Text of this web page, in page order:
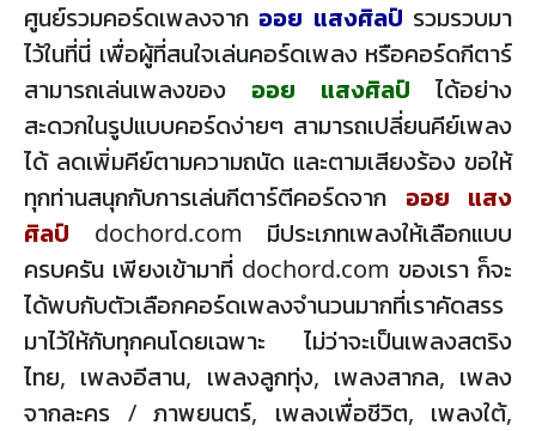
ศูนย์รวมคอร์ดเพลงจาก ออย แสงศิลป์ รวมรวบมา
ไว้ในที่นี่ เพื่อผู้ที่สนใจเล่นคอร์ดเพลง หรือคอร์ดกีตาร์
สามารถเล่นเพลงของ ออย แสงศิลป์ ได้อย่าง
สะดวกในรูปแบบคอร์ดง่ายๆ สามารถเปลี่ยนคีย์เพลง
ได้ ลดเพิ่มคีย์ตามความถนัด และตามเสียงร้อง ขอให้
ทุกท่านสนุกกับการเล่นกีตาร์ตีคอร์ดจาก ออย แสง
ศิลป์ dochord.com มีประเภทเพลงให้เลือกแบบ
ครบครัน เพียงเข้ามาที่ dochord.com ของเรา ก็จะ
ได้พบกับตัวเลือกคอร์ดเพลงจำนวนมากที่เราคัดสรร
มาไว้ให้กับทุกคนโดยเฉพาะ ไม่ว่าจะเป็นเพลงสตริง
ไทย, เพลงอีสาน, เพลงลูกทุ่ง, เพลงสากล, เพลง
จากละคร / ภาพยนตร์, เพลงเพื่อชีวิต, เพลงใต้,